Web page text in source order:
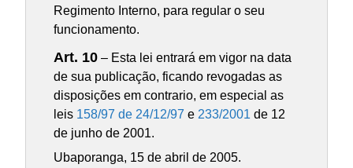
Regimento Interno, para regular o seu
funcionamento.
Art. 10 – Esta lei entrará em vigor na data
de sua publicação, ficando revogadas as
disposições em contrario, em especial as
leis 158/97 de 24/12/97 e233/2001 de 12
de junho de 2001.
Ubaporanga, 15 de abril de 2005.